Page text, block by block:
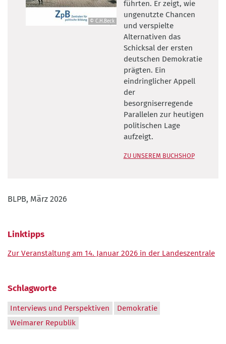
© C.H.Beck
führten. Er zeigt, wie
ungenutzte Chancen
und verspielte
Alternativen das
Schicksal der ersten
deutschen Demokratie
prägten. Ein
eindringlicher Appell
der
besorgniserregende
Parallelen zur heutigen
politischen Lage
aufzeigt.
ZU UNSEREM BUCHSHOP
BLPB, März 2026
Linktipps
Zur Veranstaltung am 14. Januar 2026 in der Landeszentrale
Schlagworte
Interviews und Perspektiven
Demokratie
Weimarer Republik